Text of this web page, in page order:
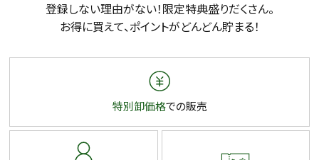
登録しない理由がない！限定特典盛りだくさん。
お得に買えて、ポイントがどんどん貯まる！
特別卸価格での販売